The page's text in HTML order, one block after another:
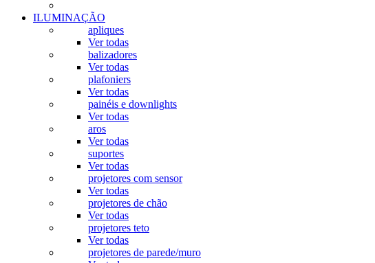
ILUMINAÇÃO
apliques
Ver todas
balizadores
Ver todas
plafoniers
Ver todas
painéis e downlights
Ver todas
aros
Ver todas
suportes
Ver todas
projetores com sensor
Ver todas
projetores de chão
Ver todas
projetores teto
Ver todas
projetores de parede/muro